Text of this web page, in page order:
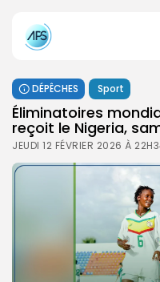
DÉPÊCHES Sport
Éliminatoires
reçoit le Nigeria,
JEUDI 12 FÉVRIER 2026 À